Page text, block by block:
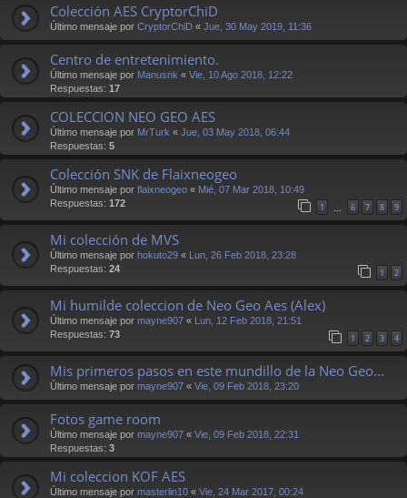
Colección AES CryptorChiD
Último mensaje por CryptorChiD « Jue, 30 May 2019, 11:36
Centro de entretenimiento.
Último mensaje por Manusnk « Vie, 10 Ago 2018, 12:22
Respuestas: 17
COLECCION NEO GEO AES
Último mensaje por MrTurk « Jue, 03 May 2018, 06:44
Respuestas: 5
Colección SNK de Flaixneogeo
Último mensaje por flaixneogeo « Mié, 07 Mar 2018, 10:49
Respuestas: 172 1 6 7 8 9
Mi colección de MVS
Último mensaje por hokuto29 « Lun, 26 Feb 2018, 23:28
Respuestas: 24 1 2
Mi humilde coleccion de Neo Geo Aes (Alex)
Último mensaje por mayne907 « Lun, 12 Feb 2018, 21:51
Respuestas: 73 1 2 3 4
Mis primeros pasos en este mundillo de la Neo Geo...
Último mensaje por mayne907 « Vie, 09 Feb 2018, 23:20
Fotos game room
Último mensaje por mayne907 « Vie, 09 Feb 2018, 22:31
Respuestas: 3
Mi coleccion KOF AES
Último mensaje por masterlin10 « Vie, 24 Mar 2017, 00:24